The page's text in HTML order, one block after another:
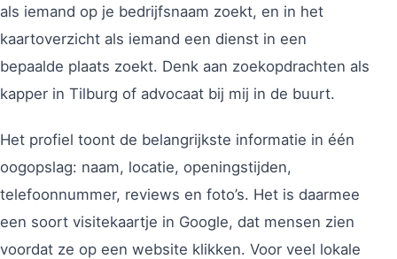
als iemand op je bedrijfsnaam zoekt, en in het
kaartoverzicht als iemand een dienst in een
bepaalde plaats zoekt. Denk aan zoekopdrachten als
kapper in Tilburg of advocaat bij mij in de buurt.
Het profiel toont de belangrijkste informatie in één
oogopslag: naam, locatie, openingstijden,
telefoonnummer, reviews en foto’s. Het is daarmee
een soort visitekaartje in Google, dat mensen zien
voordat ze op een website klikken. Voor veel lokale